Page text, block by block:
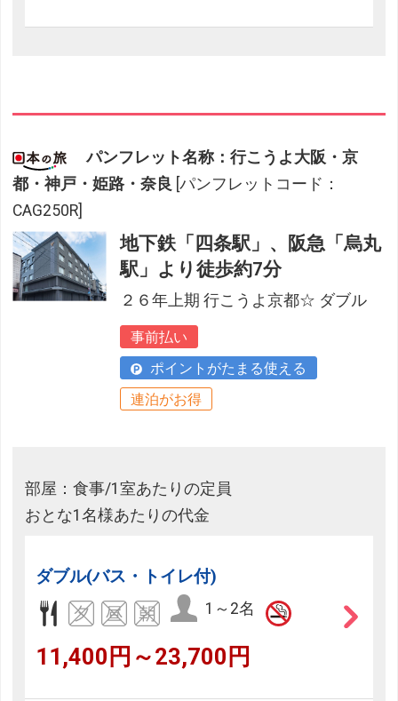
パンフレット名称：行こうよ大阪・京
都・神戸・姫路・奈良 [パンフレットコード：
CAG250R]
地下鉄「四条駅」、阪急「烏丸
駅」より徒歩約7分
２６年上期 行こうよ京都☆ ダブル
事前払い
ポイントがたまる使える
連泊がお得
部屋：食事/1室あたりの定員
おとな1名様あたりの代金
ダブル(バス・トイレ付)
1～2名
11,400円～23,700円